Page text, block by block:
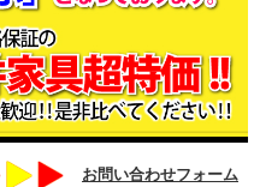
お問い合わせフォーム